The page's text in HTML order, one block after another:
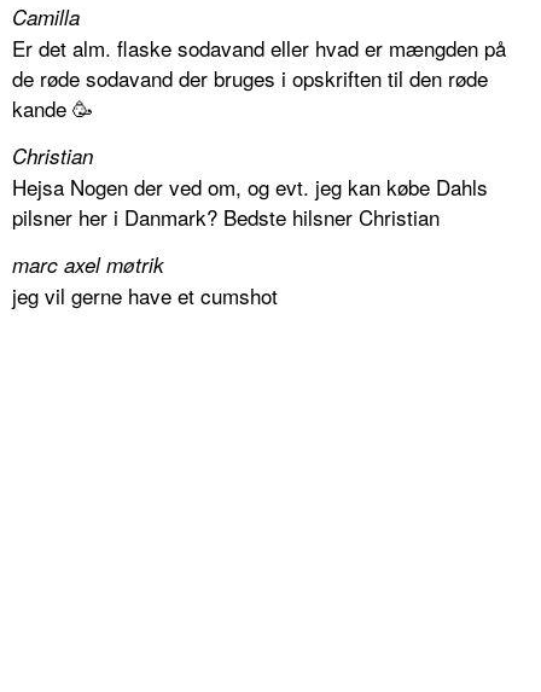
Camilla
Er det alm. flaske sodavand eller hvad er mængden på
de røde sodavand der bruges i opskriften til den røde
kande 🥳
Christian
Hejsa Nogen der ved om, og evt. jeg kan købe Dahls
pilsner her i Danmark? Bedste hilsner Christian
marc axel møtrik
jeg vil gerne have et cumshot